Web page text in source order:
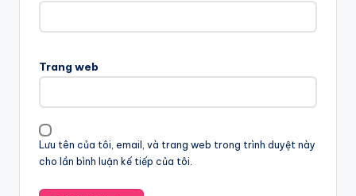
Trang web
Lưu tên của tôi, email, và trang web trong trình duyệt này
cho lần bình luận kế tiếp của tôi.